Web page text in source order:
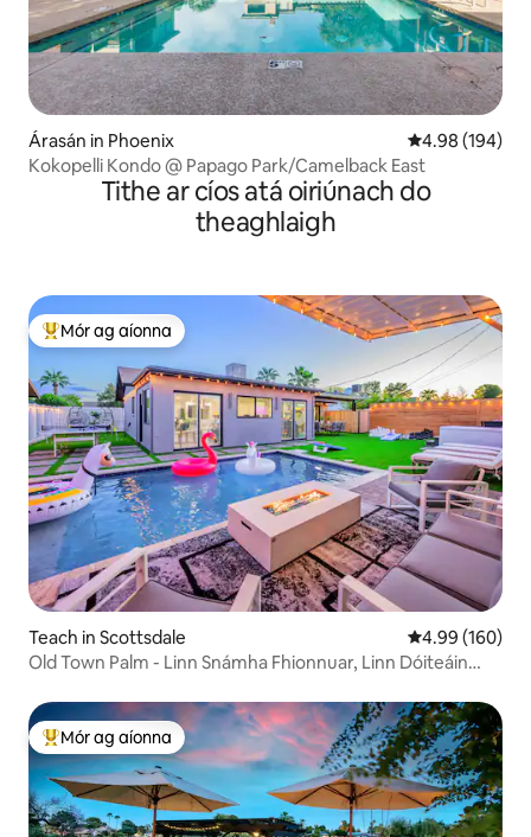
Árasán in Phoenix Meánrátáil
4.98 (194)
Kokopelli Kondo @ Papago Park/Camelback East
Tithe ar cíos atá oiriúnach do
theaghlaigh
An-mhór ag aíonna
Mór ag aíonna
Teach in Scottsdale Meánrátáil
4.99 (160)
Old Town Palm - Linn Snámha Fhionnuar, Linn Dóiteáin
An-mhór ag aíonna
Mór ag aíonna